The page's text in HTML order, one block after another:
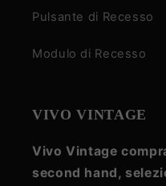
Pulsante di Recesso
Modulo di Recesso
VIVO VINTAGE
Vivo Vintage
second hand,